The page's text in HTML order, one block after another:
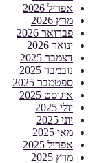
אפריל 2026
מרץ 2026
פברואר 2026
ינואר 2026
דצמבר 2025
נובמבר 2025
ספטמבר 2025
אוגוסט 2025
יולי 2025
יוני 2025
מאי 2025
אפריל 2025
מרץ 2025